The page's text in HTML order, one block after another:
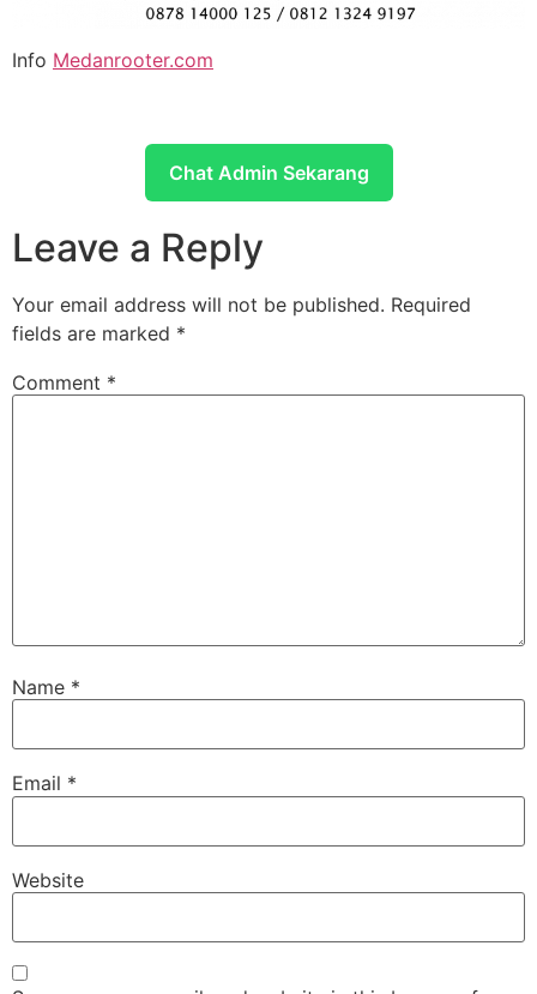
Info Medanrooter.com
Chat Admin Sekarang
Leave a Reply
Your email address will not be published. Required
fields are marked *
Comment *
Name *
Email *
Website